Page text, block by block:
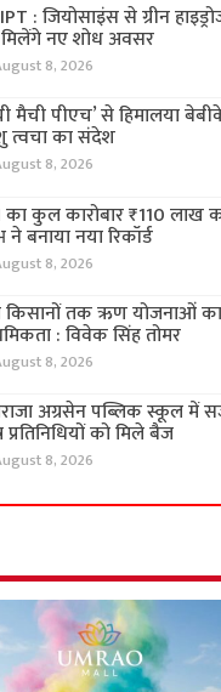
: जियोसाइंस से ग्रीन
नए शोध अवसर
8, 2026
मैची पीएच’ से हिमालया
त्वचा का संदेश
8, 2026
का कुल कारोबार ₹110 लाख
ने बनाया नया रिकॉर्ड
8, 2026
किसानों तक ऋण योजनाओं
: विवेक सिंह तोमर
8, 2026
अग्रसेन पब्लिक स्कूल में
प्रतिनिधियों को मिले बैज
8, 2026